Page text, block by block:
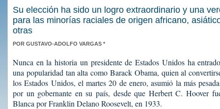
Su elección ha sido un logro extraordinario y una
para las minorías raciales de origen africano,
otras
POR GUSTAVO-ADOLFO VARGAS *
Nunca en la historia un presidente de Estados Unidos ha
una popularidad tan alta como Barack Obama, quien al
los Estados Unidos, el martes 20 de enero, asumió la más
por un gobernante en su país, desde que Herbert C. Hoover
Blanca por Franklin Delano Roosevelt, en 1933.